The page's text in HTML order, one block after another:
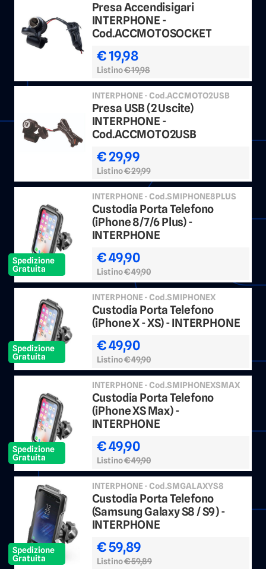
Presa Accendisigari
INTERPHONE -
Cod.ACCMOTOSOCKET
€ 19,98
Listino€ 19,98
INTERPHONE - Cod.ACCMOTO2USB
Presa USB (2 Uscite)
INTERPHONE -
Cod.ACCMOTO2USB
€ 29,99
Listino€ 29,99
Spedizione
Gratuita
INTERPHONE - Cod.SMIPHONE8PLUS
Custodia Porta Telefono
(iPhone 8/7/6 Plus) -
INTERPHONE
€ 49,90
Listino€ 49,90
Spedizione
Gratuita
INTERPHONE - Cod.SMIPHONEX
Custodia Porta Telefono
(iPhone X - XS) - INTERPHONE
€ 49,90
Listino€ 49,90
Spedizione
Gratuita
INTERPHONE - Cod.SMIPHONEXSMAX
Custodia Porta Telefono
(iPhone XS Max) -
INTERPHONE
€ 49,90
Listino€ 49,90
Spedizione
Gratuita
INTERPHONE - Cod.SMGALAXYS8
Custodia Porta Telefono
(Samsung Galaxy S8 / S9) -
INTERPHONE
€ 59,89
Listino€ 59,89